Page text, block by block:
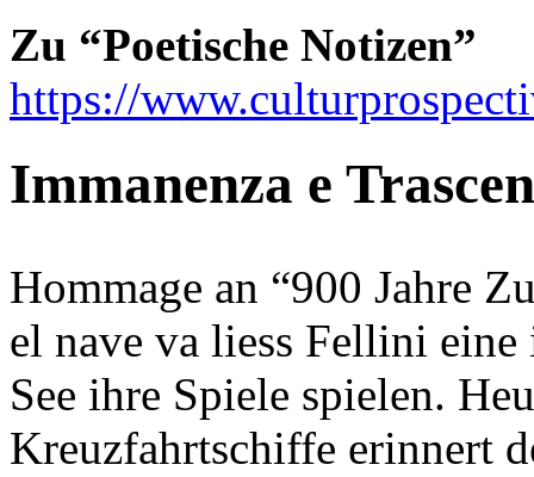
Zu “Poetische Notizen”
https://
Immanenza e
Hommage an “900 Jahre
el nave va liess Fellini
See ihre Spiele spielen.
Kreuzfahrtschiffe erinnert